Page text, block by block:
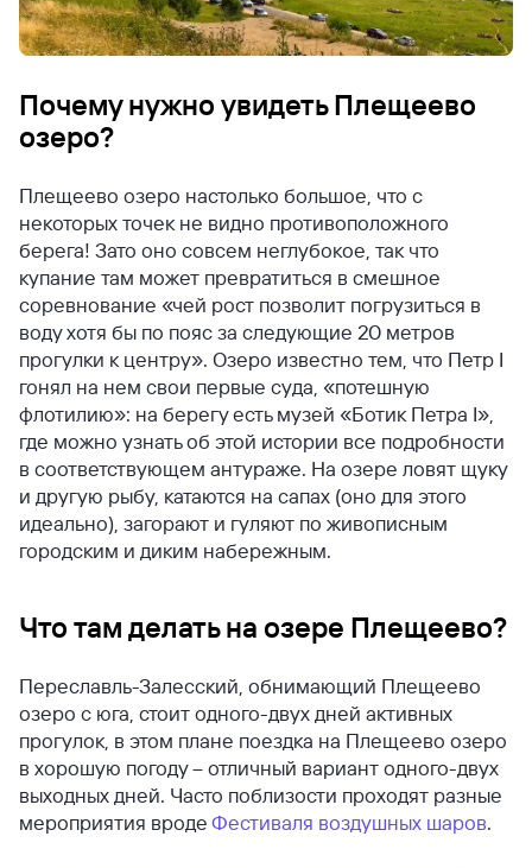
Почему нужно увидеть Плещеево
озеро?
Плещеево озеро настолько большое, что с
некоторых точек не видно противоположного
берега! Зато оно совсем неглубокое, так что
купание там может превратиться в смешное
соревнование «чей рост позволит погрузиться в
воду хотя бы по пояс за следующие 20 метров
прогулки к центру». Озеро известно тем, что Петр I
гонял на нем свои первые суда, «потешную
флотилию»: на берегу есть музей «Ботик Петра I»,
где можно узнать об этой истории все подробности
в соответствующем антураже. На озере ловят щуку
и другую рыбу, катаются на сапах (оно для этого
идеально), загорают и гуляют по живописным
городским и диким набережным.
Что там делать на озере Плещеево?
Переславль-Залесский, обнимающий Плещеево
озеро с юга, стоит одного-двух дней активных
прогулок, в этом плане поездка на Плещеево озеро
в хорошую погоду – отличный вариант одного-двух
выходных дней. Часто поблизости проходят разные
мероприятия вродеФестиваля воздушных шаров.